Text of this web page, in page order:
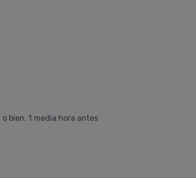
bien, 1 media hora antes